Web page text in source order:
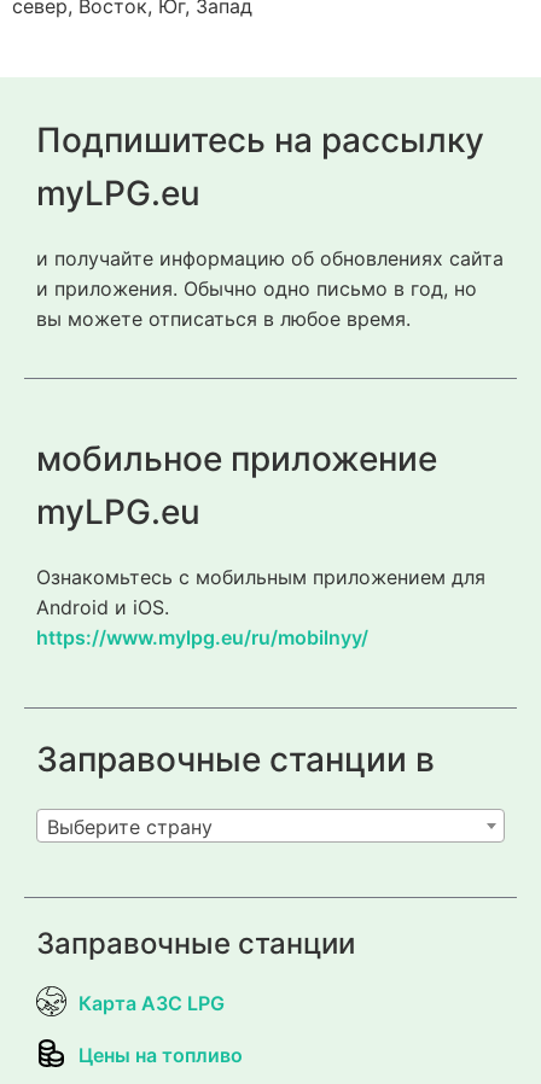
север, Восток, Юг, Запад
Подпишитесь на рассылку
myLPG.eu
и получайте информацию об обновлениях сайта
и приложения. Обычно одно письмо в год, но
вы можете отписаться в любое время.
мобильное приложение
myLPG.eu
Ознакомьтесь с мобильным приложением для
Android и iOS.
https://www.mylpg.eu/ru/mobilnyy/
Заправочные станции в
Выберите страну
Заправочные станции
Карта АЗС LPG
Цены на топливо